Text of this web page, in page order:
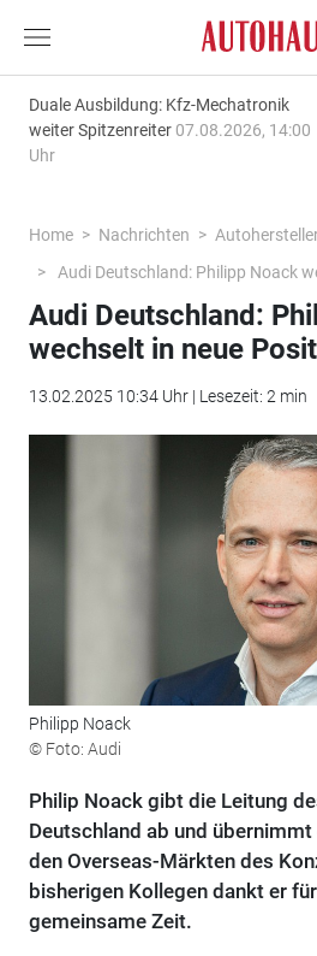
Duale Ausbildung: Kfz-Mechatronik
weiter Spitzenreiter 07.08.2026, 14:00
Uhr
Home Nachrichten
Audi Deutschland: Philipp Noack
Audi Deutschland:
wechselt in neue
13.02.2025 10:34 Uhr | Lesezeit: 2 min
Philipp Noack
© Foto: Audi
Philip Noack gibt die Leitung
Deutschland ab und
den Overseas-Märkten des
bisherigen Kollegen dankt er
gemeinsame Zeit.